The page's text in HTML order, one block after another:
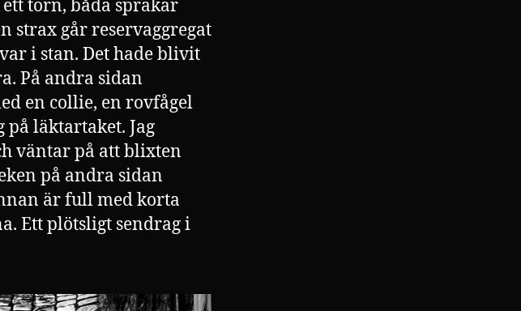
torn, båda sprakar
strax går reservaggregat
i stan. Det hade blivit
På andra sidan
en collie, en rovfågel
på läktartaket. Jag
väntar på att blixten
på andra sidan
är full med korta
Ett plötsligt sendrag i